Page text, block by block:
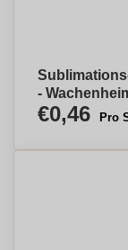
-
€0,46 Pro